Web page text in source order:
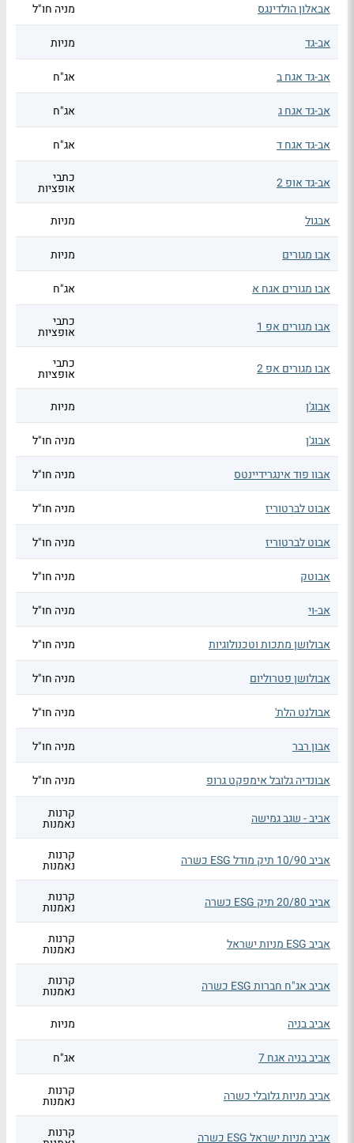
אבאלון הולדינגס מניה חו"ל
אב-גד מניות
אב-גד אגח ב אג"ח
אב-גד אגח ג אג"ח
אב-גד אגח ד אג"ח
אב-גד אופ 2 כתבי
אופציות
אבגול
מניות
אבו מגורים מניות
אבו מגורים אגח א אג"ח
אבו מגורים אפ 1 כתבי
אופציות
אבו מגורים אפ 2 כתבי
אופציות
אבוג'ן
מניות
אבוג'ן מניה חו"ל
אבוו פוד אינגרידיינטס מניה חו"ל
אבוט לברטוריז מניה חו"ל
אבוט לברטוריז מניה חו"ל
אבוטק מניה חו"ל
אב-וי מניה חו"ל
אבולושן מתכות וטכנולוגיות מניה חו"ל
אבולושן פטרוליום מניה חו"ל
אבולנט הלת' מניה חו"ל
אבון רבר מניה חו"ל
אבונדיה גלובל אימפקט גרופ מניה חו"ל
אביב - שגב גמישה קרנות
נאמנות
אביב 10/90 תיק מודל ESG כשרה קרנות
נאמנות
אביב 20/80 תיק ESG כשרה קרנות
נאמנות
אביב ESG מניות ישראל קרנות
נאמנות
אביב אג"ח חברות ESG כשרה קרנות
נאמנות
אביב בניה
מניות
אביב בניה אגח 7 אג"ח
אביב מניות גלובלי כשרה קרנות
נאמנות
אביב מניות ישראל ESG כשרה קרנות